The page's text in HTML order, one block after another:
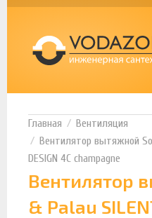
Вентиляция
Вентилятор вытяжной
DESIGN 4C champagne
Вентилятор
& Palau